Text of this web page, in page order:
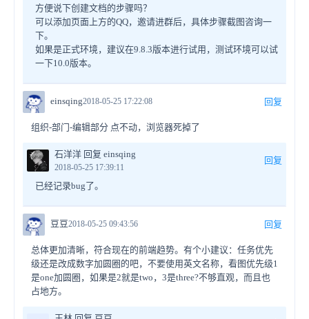
方便说下创建文档的步骤吗？
可以添加页面上方的QQ，邀请进群后，具体步骤截图咨询一
下。
如果是正式环境，建议在9.8.3版本进行试用，测试环境可以试
一下10.0版本。
einsqing2018-05-25 17:22:08 回复
组织-部门-编辑部分 点不动，浏览器死掉了
石洋洋 回复 einsqing
2018-05-25 17:39:11
回复
已经记录bug了。
豆豆2018-05-25 09:43:56 回复
总体更加清晰，符合现在的前端趋势。有个小建议：任务优先
级还是改成数字加圆圈的吧，不要使用英文名称，看图优先级1
是one加圆圈，如果是2就是two，3是three?不够直观，而且也
占地方。